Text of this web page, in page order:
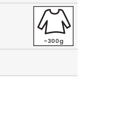
~300g